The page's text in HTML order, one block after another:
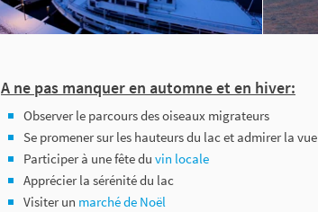
A ne pas manquer en automne et en hiver:
Observer le parcours des oiseaux migrateurs
Se promener sur les hauteurs du lac et admirer la vue
Participer à une fête du vin locale
Apprécier la sérénité du lac
Visiter un marché de Noël